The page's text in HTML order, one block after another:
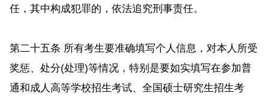
任，其中构成犯罪的，依法追究刑事责任。
第二十五条 所有考生要准确填写个人信息，对本人所受
奖惩、处分(处理)等情况，特别是要如实填写在参加普
通和成人高等学校招生考试、全国硕士研究生招生考